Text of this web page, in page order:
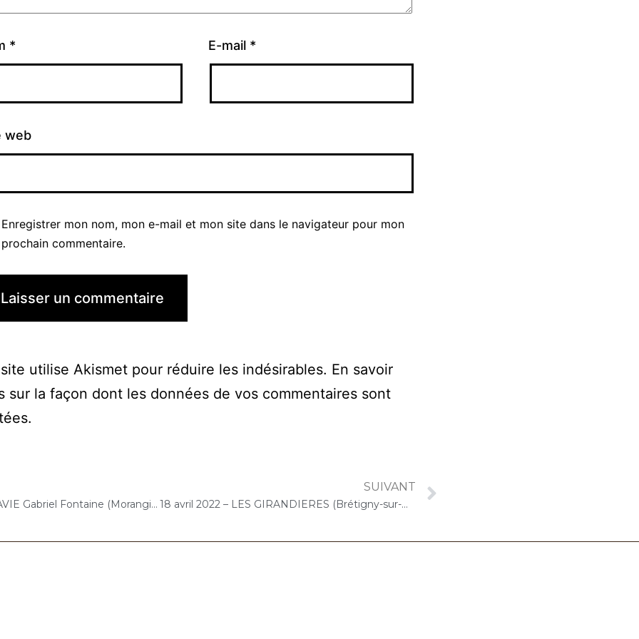
* E-mail *
web
Enregistrer mon nom, mon e-mail et mon site dans le navigateur pour mon
prochain commentaire.
utilise Akismet pour réduire les indésirables. En savoir
sur la façon dont les données de vos commentaires sont
.
14 avril 2022 – ARPAVIE Gabriel Fontaine (Morangis) : Concert « Cello Solo »
SUIVANT
18 avril 2022 – LES GIRANDIERES (Brétigny-sur-Orge) : Atelier « Chantons Ensemble »